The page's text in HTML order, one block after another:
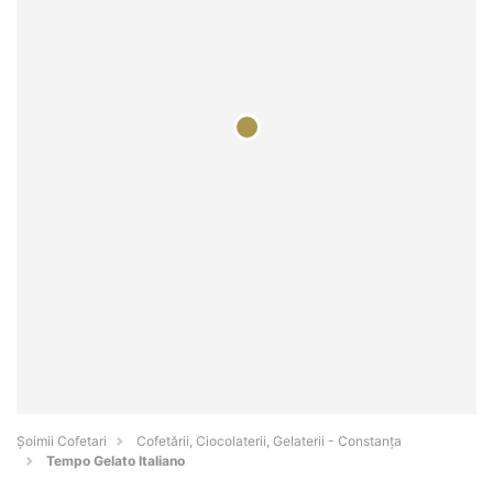
Șoimii Cofetari
Cofetării, Ciocolaterii, Gelaterii - Constanţa
Tempo Gelato Italiano